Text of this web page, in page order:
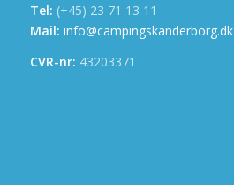
Tel: (+45) 23 71 13 11
Mail: info@campingskanderborg.dk
CVR-nr: 43203371